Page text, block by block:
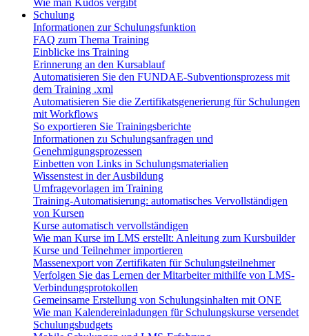
Schulung
Informationen zur Schulungsfunktion
FAQ zum Thema Training
Einblicke ins Training
Erinnerung an den Kursablauf
Automatisieren Sie den FUNDAE-Subventionsprozess mit
dem Training .xml
Automatisieren Sie die Zertifikatsgenerierung für Schulungen
mit Workflows
So exportieren Sie Trainingsberichte
Informationen zu Schulungsanfragen und
Genehmigungsprozessen
Einbetten von Links in Schulungsmaterialien
Wissenstest in der Ausbildung
Umfragevorlagen im Training
Training-Automatisierung: automatisches Vervollständigen
von Kursen
Kurse automatisch vervollständigen
Wie man Kurse im LMS erstellt: Anleitung zum Kursbuilder
Kurse und Teilnehmer importieren
Massenexport von Zertifikaten für Schulungsteilnehmer
Verfolgen Sie das Lernen der Mitarbeiter mithilfe von LMS-
Verbindungsprotokollen
Gemeinsame Erstellung von Schulungsinhalten mit ONE
Wie man Kalendereinladungen für Schulungskurse versendet
Schulungsbudgets